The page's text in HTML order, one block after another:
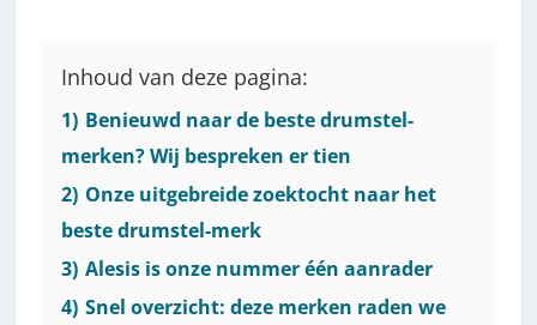
Inhoud van deze pagina:
1) Benieuwd naar de beste drumstel-
merken? Wij bespreken er tien
2) Onze uitgebreide zoektocht naar het
beste drumstel-merk
3) Alesis is onze nummer één aanrader
4) Snel overzicht: deze merken raden we